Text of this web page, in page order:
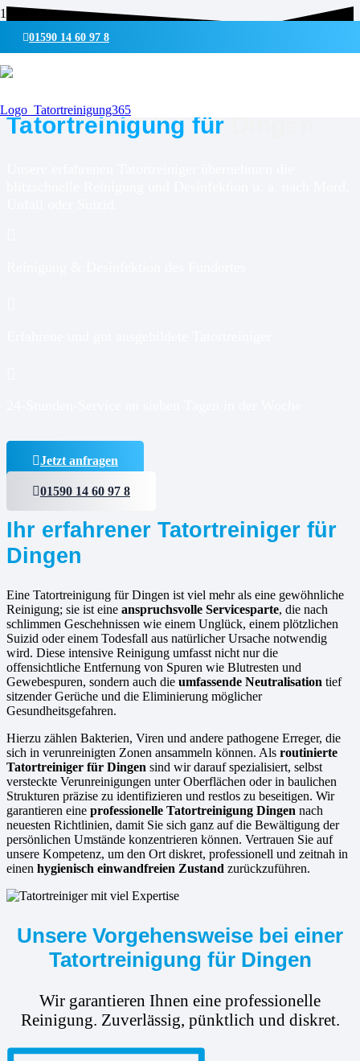
01590 14 60 97 8
Tatortreinigung für
Jetzt anfragen
01590 14 60 97 8
Ihr erfahrener Tatortreiniger für
Dingen
Eine Tatortreinigung für Dingen ist viel mehr als eine gewöhnliche
Reinigung; sie ist eine anspruchsvolle Servicesparte, die nach
schlimmen Geschehnissen wie einem Unglück, einem plötzlichen
Suizid oder einem Todesfall aus natürlicher Ursache notwendig
wird. Diese intensive Reinigung umfasst nicht nur die
offensichtliche Entfernung von Spuren wie Blutresten und
Gewebespuren, sondern auch die umfassende Neutralisation tief
sitzender Gerüche und die Eliminierung möglicher
Gesundheitsgefahren.
Hierzu zählen Bakterien, Viren und andere pathogene Erreger, die
sich in verunreinigten Zonen ansammeln können. Als routinierte
Tatortreiniger für Dingen sind wir darauf spezialisiert, selbst
versteckte Verunreinigungen unter Oberflächen oder in baulichen
Strukturen präzise zu identifizieren und restlos zu beseitigen. Wir
garantieren eine professionelle Tatortreinigung Dingen nach
neuesten Richtlinien, damit Sie sich ganz auf die Bewältigung der
persönlichen Umstände konzentrieren können. Vertrauen Sie auf
unsere Kompetenz, um den Ort diskret, professionell und zeitnah in
einen hygienisch einwandfreien Zustand zurückzuführen.
Unsere Vorgehensweise bei einer
Tatortreinigung für Dingen
Wir garantieren Ihnen eine professionelle
Reinigung. Zuverlässig, pünktlich und diskret.